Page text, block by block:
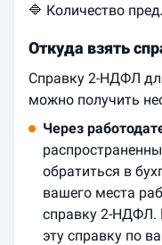
🔷 Количество
Откуда взять
Справку 2-НДФЛ
можно получить
Через
обратиться в
вашего места
справку 2-НДФЛ.
эту справку по